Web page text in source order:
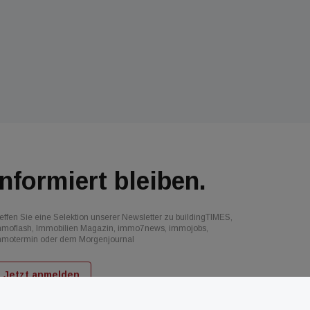
bleiben.
Sie eine Selektion unserer Newsletter zu buildingTIMES,
Immobilien Magazin, immo7news, immojobs,
oder dem Morgenjournal
Jetzt anmelden